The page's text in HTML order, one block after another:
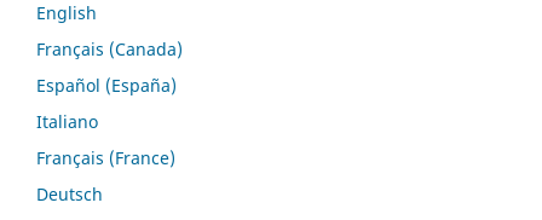
English
Français (Canada)
Español (España)
Italiano
Français (France)
Deutsch